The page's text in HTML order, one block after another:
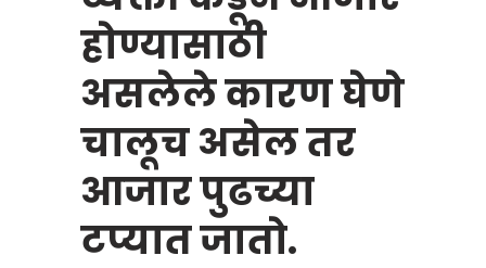
होण्यासाठी
असलेले कारण घेणे
चालूच असेल तर
आजार पुढच्या
टप्यात जातो.